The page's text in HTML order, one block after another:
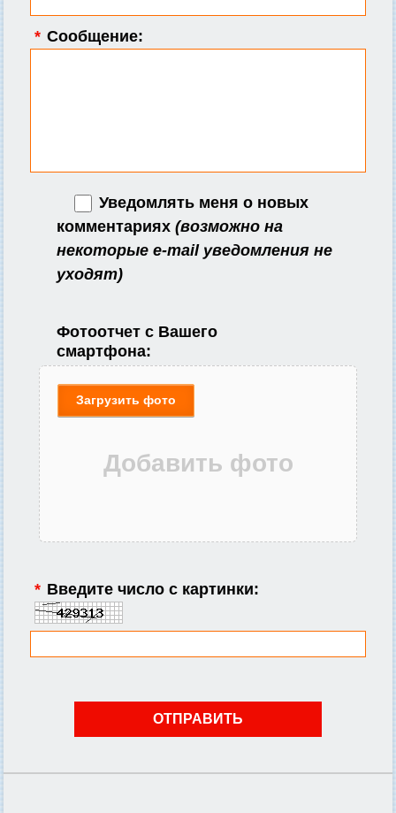
* Сообщение:
Уведомлять меня о новых
комментариях (возможно на
некоторые e-mail уведомления не
уходят)
Фотоотчет с Вашего
смартфона:
Загрузить фото
* Введите число с картинки: